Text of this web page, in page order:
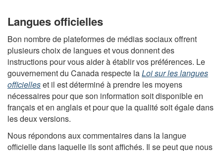
Langues officielles
Bon nombre de plateformes de médias sociaux offrent
plusieurs choix de langues et vous donnent des
instructions pour vous aider à établir vos préférences. Le
gouvernement du Canada respecte laLoi sur les langues
officielleset il est déterminé à prendre les moyens
nécessaires pour que son information soit disponible en
français et en anglais et pour que la qualité soit égale dans
les deux versions.
Nous répondons aux commentaires dans la langue
officielle dans laquelle ils sont affichés. Il se peut que nous